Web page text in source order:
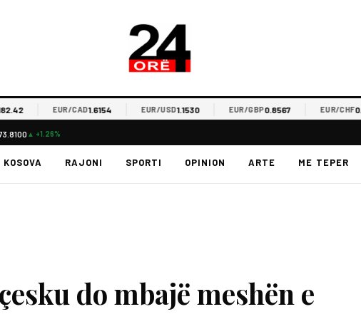
EUR/CAD1.6154 EUR/USD1.1530 EUR/GBP0.8567 EUR/CHF0.9357
▲ +1.26%
KOSOVA RAJONI SPORTI OPINION ARTE ME TEPER
do mbajë meshën e